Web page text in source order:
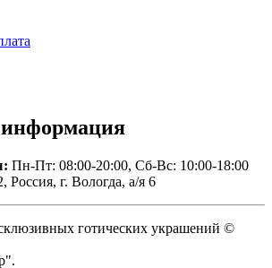
информация
Пн-Пт: 08:00-20:00, Сб-Вс: 10:00-18:00
Россия, г. Вологда, а/я 6
готических украшений ©